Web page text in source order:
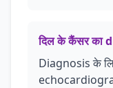
दिल के कैंसर का
Diagnosis के